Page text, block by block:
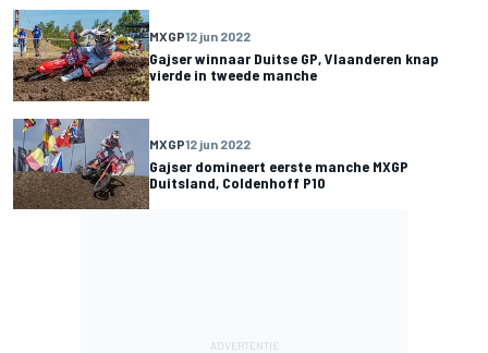
MXGP12 jun 2022
Gajser winnaar Duitse GP, Vlaanderen knap
vierde in tweede manche
MXGP12 jun 2022
Gajser domineert eerste manche MXGP
Duitsland, Coldenhoff P10